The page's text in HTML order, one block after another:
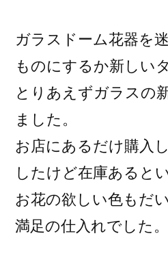
ガラスドーム花器を
ものにするか新しい
とりあえずガラスの
ました。
お店にあるだけ購入
したけど在庫あると
お花の欲しい色もだ
満足の仕入れでした。